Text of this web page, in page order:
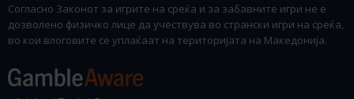
Согласно Законот за игрите на среќа и за забавните игри не е
дозволено физичко лице да учествува во странски игри на среќа,
во кои влоговите се уплаќаат на територијата на Македонија.